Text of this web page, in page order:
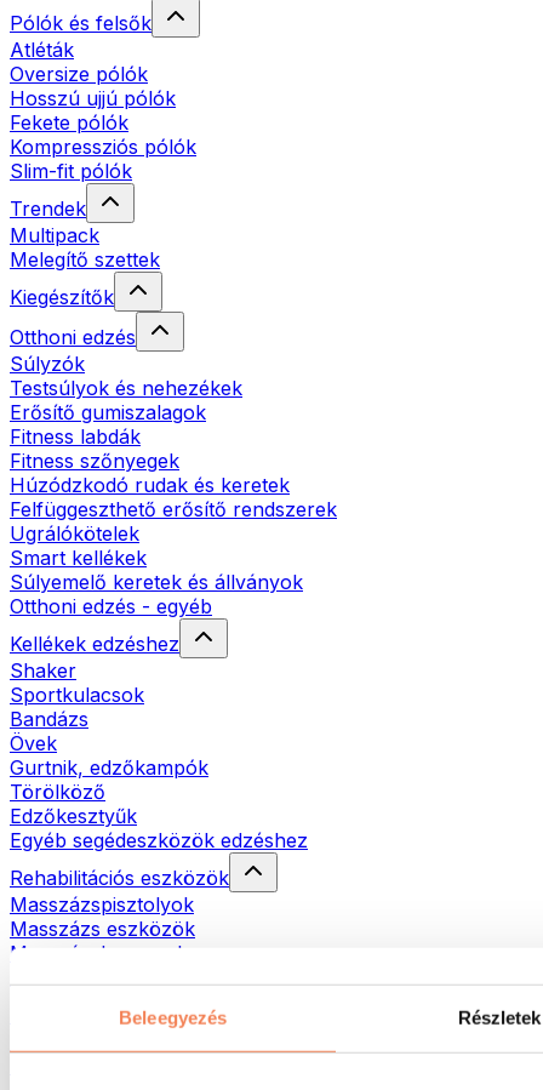
Beleegyezés Részletek
Pólók és felsők
Atléták
Oversize pólók
Hosszú ujjú pólók
Fekete pólók
Kompressziós pólók
Slim-fit pólók
Trendek
Multipack
Melegítő szettek
Kiegészítők
Otthoni edzés
Súlyzók
Testsúlyok és nehezékek
Erősítő gumiszalagok
Fitness labdák
Fitness szőnyegek
Húzódzkodó rudak és keretek
Felfüggeszthető erősítő rendszerek
Ugrálókötelek
Smart kellékek
Súlyemelő keretek és állványok
Otthoni edzés - egyéb
Kellékek edzéshez
Shaker
Sportkulacsok
Bandázs
Övek
Gurtnik, edzőkampók
Törölköző
Edzőkesztyűk
Egyéb segédeszközök edzéshez
Rehabilitációs eszközök
Masszázspisztolyok
Masszázs eszközök
Masszázshengerek
Táskák & hátizsákok